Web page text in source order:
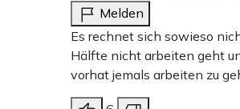
Melden
Es rechnet sich sowieso
Hälfte nicht arbeiten geht
vorhat jemals arbeiten zu